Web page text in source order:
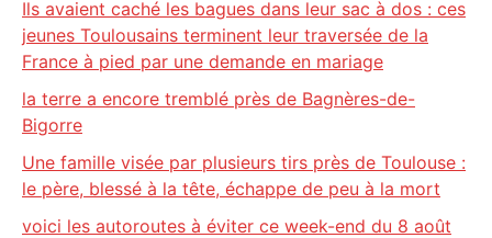
Ils avaient caché les bagues dans leur sac à dos : ces
jeunes Toulousains terminent leur traversée de la
France à pied par une demande en mariage
la terre a encore tremblé près de Bagnères-de-
Bigorre
Une famille visée par plusieurs tirs près de Toulouse :
le père, blessé à la tête, échappe de peu à la mort
voici les autoroutes à éviter ce week-end du 8 août